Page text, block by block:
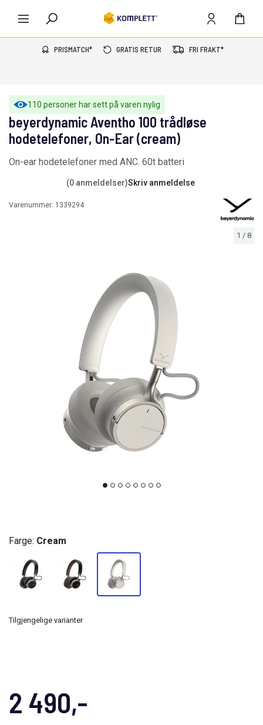
PRISMATCH* GRATIS RETUR FRI FRAKT*
110 personer har sett på varen nylig
1 / 8
beyerdynamic Aventho 100 trådløse
hodetelefoner, On-Ear (cream)
On-ear hodetelefoner med ANC. 60t batteri
(0 anmeldelser)Skriv anmeldelse
Varenummer: 1339294
2 490,-
Farge: Cream
Tilgjengelige varianter